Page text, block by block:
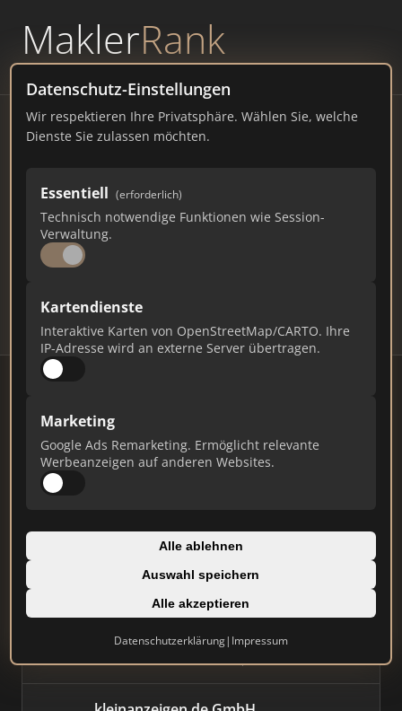
MaklerRank
powered byWAVEPOINT
Datenschutz-Einstellungen
Wir respektieren Ihre Privatsphäre. Wählen Sie, welche
Dienste Sie zulassen möchten.
Essentiell (erforderlich)
Technisch notwendige Funktionen wie Session-
Verwaltung.
Kartendienste
Interaktive Karten von OpenStreetMap/CARTO. Ihre
IP-Adresse wird an externe Server übertragen.
Marketing
Google Ads Remarketing. Ermöglicht relevante
Werbeanzeigen auf anderen Websites.
Alle ablehnen
Auswahl speichern
Alle akzeptieren
Datenschutzerklärung| Impressum
Immobilienmakler
Neckarbischofsheim –
Ranking Juli 2026
BADEN-WÜRTTEMBERG
100
Makler Makler-Keywords
Stand: Juli 2026
#
Immobilien Scout GmbH
immobilienscout24.de
AVIV Germany GmbH